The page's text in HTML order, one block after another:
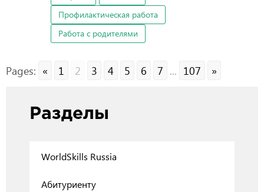
Профилактическая работа
Работа с родителями
Pages: « 1 2 3 4 5 6 7 ... 107 »
Разделы
WorldSkills Russia
Абитуриенту